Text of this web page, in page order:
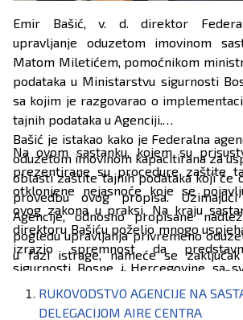
Emir Bašić, v. d. direktor
upravljanje oduzetom imovinom
Matom Miletićem, pomoćnikom
podataka u Ministarstvu sigurnosti
sa kojim je razgovarao o
tajnih podataka u Agenciji.
Bašić je istakao kako je Federalna
oduzetom imovinom kapacitirana za
oblasti zaštite tajnih podataka koji će
provedbu ovog propisa.
Agencije, odnosno propisane
pogledu upravljanja privremeno
u fazi istrage, nameće se
sistema o provedbi propisa o
nužan, a sve u cilju očuvanja
ostalih faza postupka oduzimanja i
Na ovom sastanku, kojem su
prezentirane su procedure zaštite
otklonjene nejasnoće koje se
ovog zakona u praksi. Na kraju
direktoru Bašiću poželio mnogo
izrazio spremnost da
sigurnosti Bosne i Hercegovine sa
pomoć u daljem nastavku
odnose prevashodno na izradu
RUKOVODSTVO AGENCIJE NA
DELEGACIJOM AIRE CENTRA